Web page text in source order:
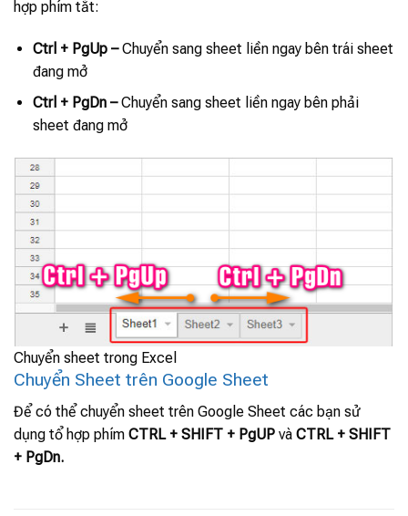
hợp phím tắt:
Ctrl + PgUp –Chuyển sang sheet liền ngay bên trái sheet
đang mở
Ctrl + PgDn –Chuyển sang sheet liền ngay bên phải
sheet đang mở
Chuyển sheet trong Excel
Chuyển Sheet trên Google Sheet
Để có thể chuyển sheet trên Google Sheet các bạn sử
dụng tổ hợp phím CTRL + SHIFT + PgUP và CTRL + SHIFT
+ PgDn.